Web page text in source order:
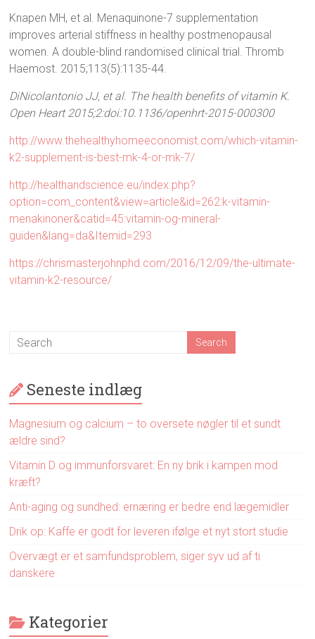
Knapen MH, et al. Menaquinone-7 supplementation
improves arterial stiffness in healthy postmenopausal
women. A double-blind randomised clinical trial. Thromb
Haemost. 2015;113(5):1135-44.
DiNicolantonio JJ, et al. The health benefits of vitamin K.
Open Heart 2015;2:doi:10.1136/openhrt-2015-000300
http://www.thehealthyhomeeconomist.com/which-vitamin-
k2-supplement-is-best-mk-4-or-mk-7/
http://healthandscience.eu/index.php?
option=com_content&view=article&id=262:k-vitamin-
menakinoner&catid=45:vitamin-og-mineral-
guiden&lang=da&Itemid=293
https://chrismasterjohnphd.com/2016/12/09/the-ultimate-
vitamin-k2-resource/
Seneste indlæg
Magnesium og calcium – to oversete nøgler til et sundt
ældre sind?
Vitamin D og immunforsvaret: En ny brik i kampen mod
kræft?
Anti-aging og sundhed: ernæring er bedre end lægemidler
Drik op: Kaffe er godt for leveren ifølge et nyt stort studie
Overvægt er et samfundsproblem, siger syv ud af ti
danskere
Kategorier